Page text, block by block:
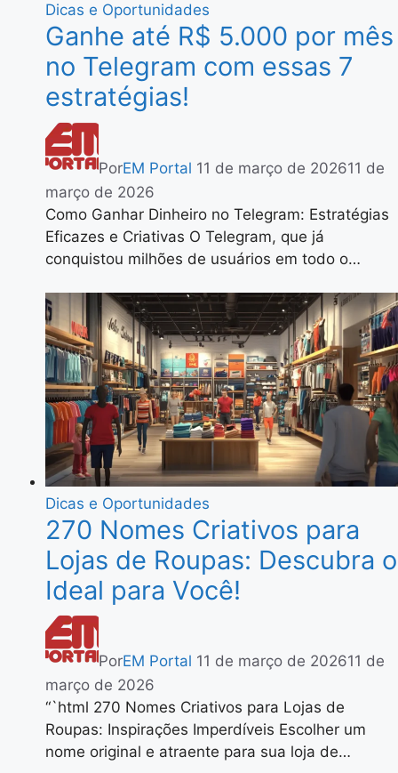
Dicas e Oportunidades
Ganhe até R$ 5.000 por mês
no Telegram com essas 7
estratégias!
PorEM Portal 11 de março de 202611 de
março de 2026
Como Ganhar Dinheiro no Telegram: Estratégias
Eficazes e Criativas O Telegram, que já
conquistou milhões de usuários em todo o…
Dicas e Oportunidades
270 Nomes Criativos para
Lojas de Roupas: Descubra o
Ideal para Você!
PorEM Portal 11 de março de 202611 de
março de 2026
“`html 270 Nomes Criativos para Lojas de
Roupas: Inspirações Imperdíveis Escolher um
nome original e atraente para sua loja de…